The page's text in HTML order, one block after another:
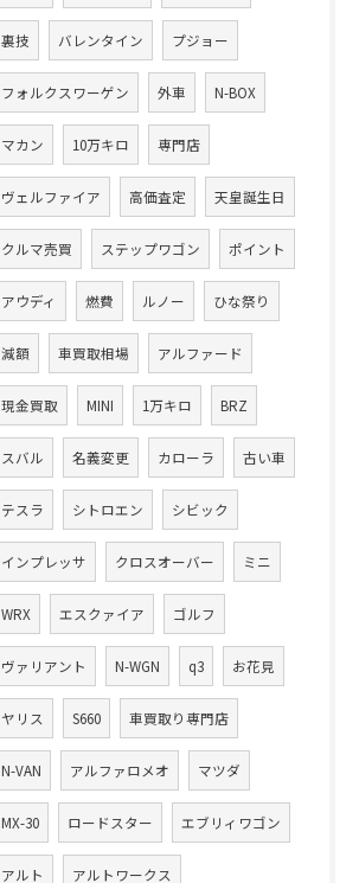
裏技 バレンタイン プジョー
フォルクスワーゲン 外車 N-BOX
マカン 10万キロ 専門店
ヴェルファイア 高価査定 天皇誕生日
クルマ売買 ステップワゴン ポイント
アウディ 燃費 ルノー ひな祭り
減額 車買取相場 アルファード
現金買取 MINI 1万キロ BRZ
スバル 名義変更 カローラ 古い車
テスラ シトロエン シビック
インプレッサ クロスオーバー ミニ
WRX エスクァイア ゴルフ
ヴァリアント N-WGN q3 お花見
ヤリス S660 車買取り専門店
N-VAN アルファロメオ マツダ
MX-30 ロードスター エブリィワゴン
アルト アルトワークス